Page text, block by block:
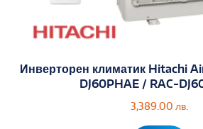
Инверторен климатик Hitachi
DJ60PHAE / RAC-
3,389.00 лв.